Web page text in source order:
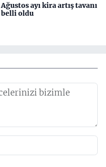
Ağustos ayı kira artış tavanı
belli oldu